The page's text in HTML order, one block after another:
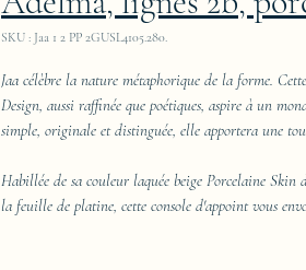
SKU : Jaa 1 2 PP 2GUSL4105.280.
Jaa célèbre la nature métaphorique de la forme.
Design, aussi raffinée que poétiques, aspire à un
simple, originale et distinguée, elle apportera une
Habillée de sa couleur laquée beige Porcelaine Skin
la feuille de platine, cette console d'appoint vous